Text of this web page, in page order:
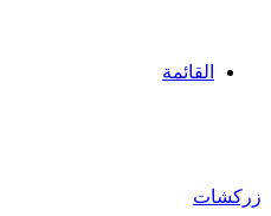
القائمة
زركشات